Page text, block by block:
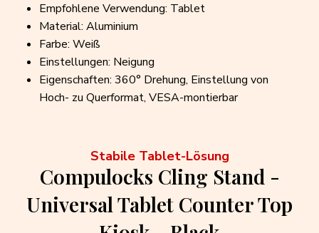
Empfohlene Verwendung: Tablet
Material: Aluminium
Farbe: Weiß
Einstellungen: Neigung
Eigenschaften: 360° Drehung, Einstellung von
Hoch- zu Querformat, VESA-montierbar
Stabile Tablet-Lösung
Compulocks Cling Stand -
Universal Tablet Counter Top